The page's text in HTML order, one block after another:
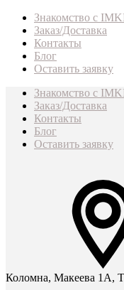
Знакомство с
Заказ/Доставка
Контакты
Блог
Оставить заявку
Знакомство с
Заказ/Доставка
Контакты
Блог
Оставить заявку
Коломна, Макеева 1А,